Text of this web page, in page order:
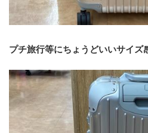
プチ旅行等にちょうどいいサイズ